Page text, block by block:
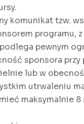
komunikat tzw.
programu,
pewnym
sponsora przy
lub w
utrwaleniu
maksymalnie 8